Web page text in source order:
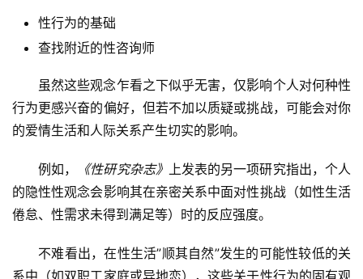
性行为的基础
查找附近的性咨询师
虽然这些观念乍看之下似乎无害，仅影响个人对何种性
行为更感兴奋的偏好，但若不加以质疑或挑战，可能会对你
的爱情生活和人际关系产生切实的影响。
例如， 《性研究杂志》 上发表的另一项研究指出，个人
的隐性性观念会影响其在亲密关系中面对性挑战（如性生活
倦怠、性需求未得到满足等）时的反应强度。
不难看出，在性生活”顺其自然”发生的可能性较低的关
系中（如双职工家庭或异地恋），这些关于性行为的固有观